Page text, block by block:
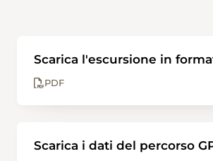
Scarica l'escursione in
PDF
Scarica i dati del percorso